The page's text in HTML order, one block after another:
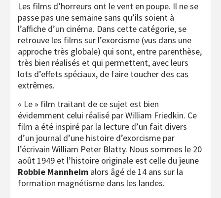
Les films d’horreurs ont le vent en poupe. Il ne se
passe pas une semaine sans qu’ils soient à
l’affiche d’un cinéma. Dans cette catégorie, se
retrouve les films sur l’exorcisme (vus dans une
approche très globale) qui sont, entre parenthèse,
très bien réalisés et qui permettent, avec leurs
lots d’effets spéciaux, de faire toucher des cas
extrêmes.
« Le » film traitant de ce sujet est bien
évidemment celui réalisé par William Friedkin. Ce
film a été inspiré par la lecture d’un fait divers
d’un journal d’une histoire d’exorcisme par
l’écrivain William Peter Blatty. Nous sommes le 20
août 1949 et l’histoire originale est celle du jeune
Robbie Mannheim alors âgé de 14 ans sur la
formation magnétisme dans les landes.